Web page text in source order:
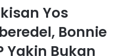
Yos
Bonnie
Yakin Bukan